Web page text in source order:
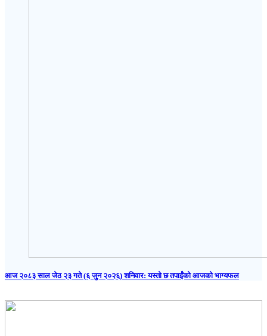
आज २०८३ साल जेठ २३ गते (६ जुन २०२६) शनिवार: यस्तो छ तपाईंको आजको भाग्यफल